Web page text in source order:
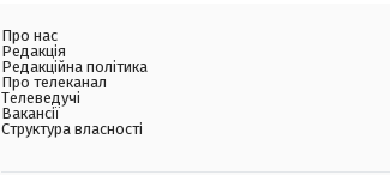
Про нас
Редакція
Редакційна політика
Про телеканал
Телеведучі
Вакансії
Структура власності